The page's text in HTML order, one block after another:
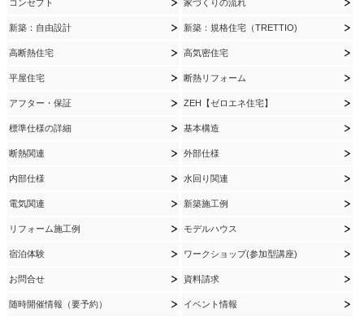
コンセプト 家づくりの流れ
新築：自由設計 新築：規格住宅（TRETTIO)
高断熱住宅 高気密住宅
平屋住宅 断熱リフォーム
アフター・保証 ZEH【ゼロエネ住宅】
標準仕様の詳細 基本構造
断熱関連 外部仕様
内部仕様 水回り関連
電気関連 新築施工例
リフォーム施工例 モデルハウス
宿泊体験 ワークショップ(参加型講座)
お問合せ 資料請求
随時開催情報（要予約） イベント情報